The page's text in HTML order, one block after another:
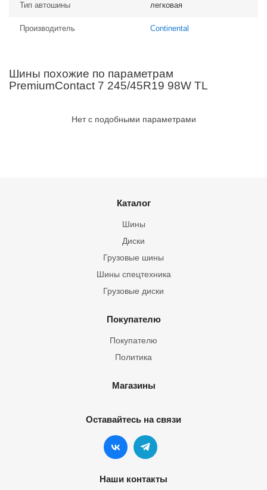
Тип автошины легковая
Производитель Continental
Шины похожие по параметрам
PremiumContact 7 245/45R19 98W TL
Нет с подобными параметрами
Каталог
Шины
Грузовые шины
Шины спецтехника
Диски
Грузовые диски
Покупателю
Покупателю
Политика
Магазины
Оставайтесь на связи
Наши контакты